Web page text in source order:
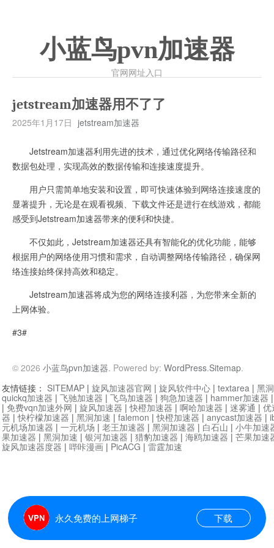
小蓝鸟pvn加速器
官网网址入口
jetstream加速器用不了了
2025年1月17日 jetstream加速器
Jetstream加速器利用先进的技术，通过优化网络传输路径和
数据包处理，实现高效的数据传输和连接速度提升。
用户只需简单地安装和设置，即可快速体验到网络连接速度的
显著提升，无论是在观看视频、下载文件还是进行在线游戏，都能
感受到Jetstream加速器带来的便利和快捷。
不仅如此，Jetstream加速器还具有智能化的优化功能，能够
根据用户的网络使用习惯和需求，自动调整网络传输路径，确保网
络连接始终保持高效和稳定。
Jetstream加速器将成为您的网络连接利器，为您带来全新的
上网体验。
#3#
© 2026 小蓝鸟pvn加速器. Powered by: WordPress.Sitemap.
永久免费的上网梯子 下载
友情链接： SITEMAP | 旋风加速器官网 | 旋风软件中心 | textarea | 黑
quickq加速器 | 飞驰加速器 | 飞鸟加速器 | 狗急加速器 | hammer加速器
| 免费vqn加速外网 | 旋风加速器 |快橙加速器 | 啊哈加速器 | 迷雾通 | 优
器 |快柠檬加速器 | 黑洞加速 | falemon |快橙加速器 | anycast加速器 |
元机场加速器 | 一元机场 | 老王加速器 | 黑洞加速器 | 白石山 | 小牛加速
果加速器 | 黑洞加速 | 银河加速器 | 猎豹加速器 | 海鸥加速器 | 芒果加速
旋风加速器度器 | 哔咔漫画 | PicACG | 雷霆加速